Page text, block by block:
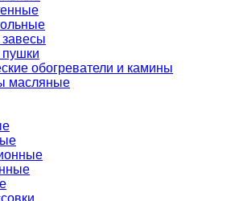
обогреватели и камины
масляные